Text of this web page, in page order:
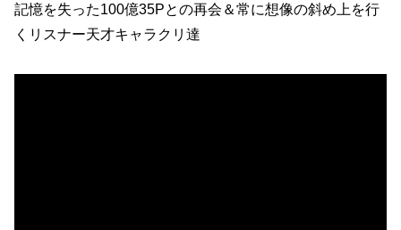
記憶を失った100億35Pとの再会＆常に想像の斜め上を行
くリスナー天才キャラクリ達